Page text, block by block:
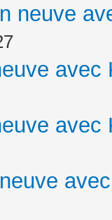
neuve
avec
avec